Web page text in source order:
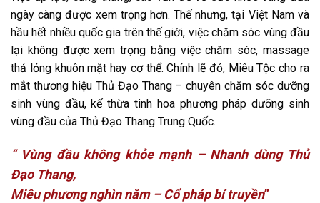
ngày càng được xem trọng hơn. Thế nhưng, tại Việt Nam và
hầu hết nhiều quốc gia trên thế giới, việc chăm sóc vùng đầu
lại không được xem trọng bằng việc chăm sóc, massage
thả lỏng khuôn mặt hay cơ thể. Chính lẽ đó, Miêu Tộc cho ra
mắt thương hiệu Thủ Đạo Thang – chuyên chăm sóc dưỡng
sinh vùng đầu, kế thừa tinh hoa phương pháp dưỡng sinh
vùng đầu của Thủ Đạo Thang Trung Quốc.
“ Vùng đầu không khỏe mạnh – Nhanh dùng Thủ
Đạo Thang,
Miêu phương nghìn năm – Cổ pháp bí truyền”